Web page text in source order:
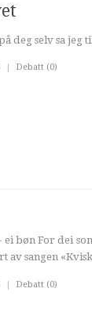
deg selv sa jeg
| Debatt (0)
ei bøn For dei
av sangen
| Debatt (0)